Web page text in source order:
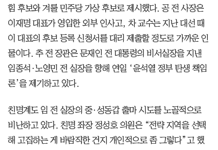
힘 후보와 겨룰 민주당 가상 후보로 제시했다. 공 전 사장은
이재명 대표가 영입한 외부 인사고, 차 교수는 지난 대선 때
이 대표의 후보 등록 신청서를 대리 제출할 정도로 가까운 인
물이다. 추 전 장관은 문재인 전 대통령의 비서실장을 지낸
임종석·노영민 전 실장을 향해 연일 ‘윤석열 정부 탄생 책임
론’을 제기하고 있다.
친명계도 임 전 실장의 중·성동갑 출마 시도를 노골적으로
비난하고 있다. 친명 좌장 정성호 의원은 “전략 지역을 선택
해 고집하는 게 바람직한 건지 개인적으로 좀 그렇다”고 했